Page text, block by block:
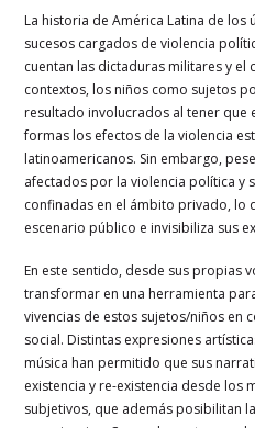
La historia de América Latina de
sucesos cargados de violencia
cuentan las dictaduras militares y
contextos, los niños como sujetos
resultado involucrados al tener que
formas los efectos de la violencia
latinoamericanos. Sin embargo,
afectados por la violencia política y
confinadas en el ámbito privado, lo
escenario público e invisibiliza sus
En este sentido, desde sus propias
transformar en una herramienta
vivencias de estos sujetos/niños en
social. Distintas expresiones
música han permitido que sus
existencia y re-existencia desde los
subjetivos, que además posibilitan